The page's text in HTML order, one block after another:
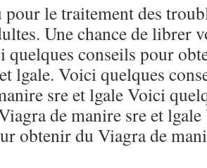
le traitement des
Une chance de librer
quelques conseils pour
lgale. Voici quelques
sre et lgale Voici
de manire sre et
obtenir du Viagra de